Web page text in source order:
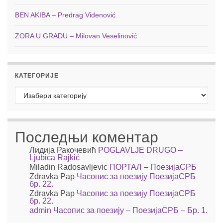
BEN AKIBA – Predrag Videnović
ZORA U GRADU – Milovan Veselinović
КАТЕГОРИЈЕ
Категорије
Последњи коментар
Лидија Ракочевић POGLAVLJE DRUGO –
Ljubica Rajkić
Miladin Radosavljevic ПОРТАЛ – ПоезијаСРБ
Zdravka Pap Часопис за поезију ПоезијаСРБ
бр. 22.
Zdravka Pap Часопис за поезију ПоезијаСРБ
бр. 22.
admin Часопис за поезију – ПоезијаСРБ – Бр. 1.